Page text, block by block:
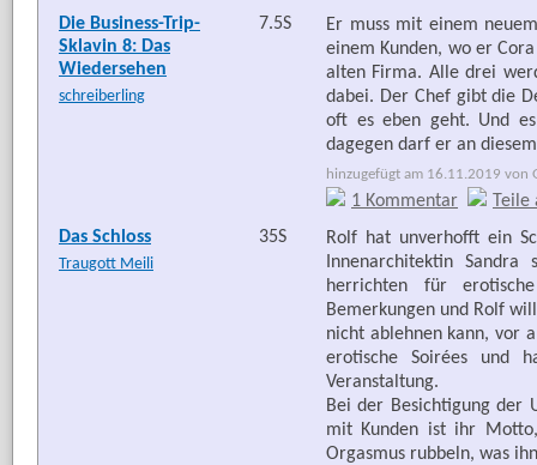
Die Business-Trip-
Sklavin 8: Das
Wiedersehen
schreiberling
7.5S
Er muss mit einem
einem Kunden, wo er
alten Firma. Alle drei
dabei. Der Chef gibt die
oft es eben geht. Und
dagegen darf er an
hinzugefügt am 16.11.2019 von
1 Kommentar
Das Schloss
Traugott Meili
35S
Rolf hat unverhofft ein
Innenarchitektin Sandra
herrichten für
Bemerkungen und Rolf
nicht ablehnen kann, vor
erotische Soirées und
Veranstaltung.
Bei der Besichtigung der
mit Kunden ist ihr
Orgasmus rubbeln, was